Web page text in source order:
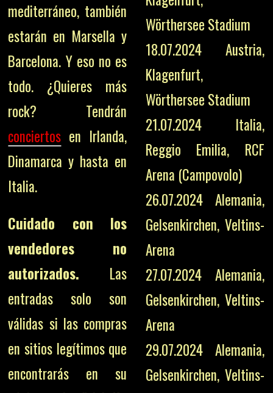
mediterráneo, también
estarán en Marsella y
Barcelona. Y eso no es
todo. ¿Quieres más
rock? Tendrán
conciertos en Irlanda,
Dinamarca y hasta en
Italia.
Cuidado con los
vendedores no
autorizados. Las
entradas solo son
válidas si las compras
en sitios legítimos que
encontrarás en su
Wörthersee Stadium
18.07.2024 Austria,
Klagenfurt,
Wörthersee Stadium
21.07.2024 Italia,
Reggio Emilia, RCF
Arena (Campovolo)
26.07.2024 Alemania,
Gelsenkirchen, Veltins-
Arena
27.07.2024 Alemania,
Gelsenkirchen, Veltins-
Arena
29.07.2024 Alemania,
Gelsenkirchen, Veltins-